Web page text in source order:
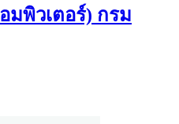
พิวเตอร์) กรม